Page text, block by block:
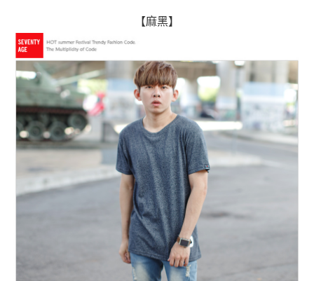
３．安心：先確認商品／服務後，再付款。
【「AFTEE先享後付」結帳流程】
１．於結帳方式選擇「AFTEE先享後付」後，將跳轉至「AFTEE先享後付」
結帳頁面，進行簡訊認證並確認金額後，即可完成結帳。
２．訂單成立數日內，您將收到繳費通知簡訊。
３．收到繳費通知簡訊後14天內，點擊此簡訊中的連結，可透過四大超商／
ATM／網路銀行／等多元方式進行付款，方視為交易完成。
※ 請注意：結帳手續完成當下不需立刻繳費，但若您需要取消訂單，請聯絡
購買商品的店家。未經商家同意取消之訂單仍視為有效，需透過AFTEE先享
後付繳納相關費用。
※ 交易是否成功請以「AFTEE先享後付 」之結帳頁面顯示為準，若有關於
是否繳費成功／繳費後需取消欲退款等相關疑問，請聯繫「AFTEE先享後付
客戶支援中心」https://netprotections.freshdesk.com/support/home
１．透過由恩沛科技股份有限公司提供之「AFTEE先享後付」服務完成之交
易，需依本服務之必要範圍內提供個人資料，並將交易相關給付款項請求債
權轉讓予恩沛科技股份有限公司。
２．關於個人資料處理事宜，請瀏覽以下網址：
每筆NT$80，滿NT$1,800(含以上)免運費
先付款後全家取貨
每筆NT$80，滿NT$1,800(含以上)免運費
7-11付款取貨
每筆NT$80，滿NT$1,800(含以上)免運費
每筆NT$80，滿NT$1,800(含以上)免運費
每筆NT$120，滿NT$3,000(含以上)免運費
【麻黑】